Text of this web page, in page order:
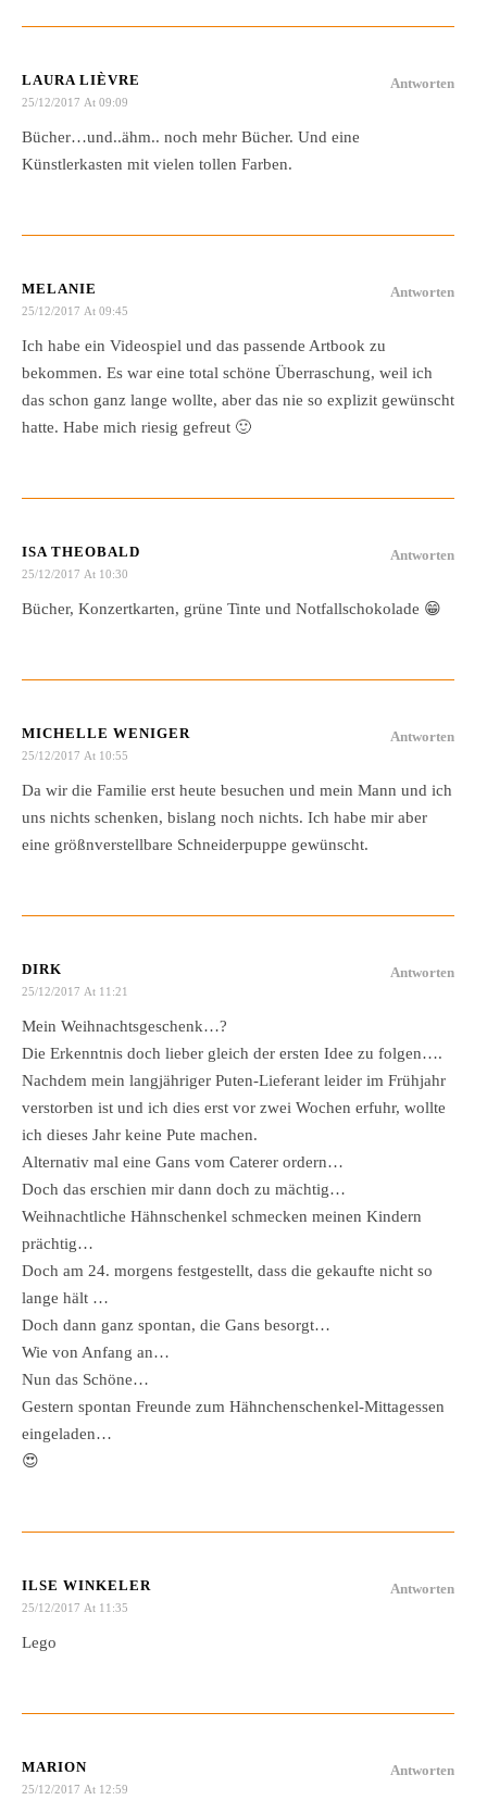
LAURA LIÈVRE
25/12/2017 At 09:09
Antworten
Bücher…und..ähm.. noch mehr Bücher. Und eine
Künstlerkasten mit vielen tollen Farben.
MELANIE
25/12/2017 At 09:45
Antworten
Ich habe ein Videospiel und das passende Artbook zu
bekommen. Es war eine total schöne Überraschung, weil ich
das schon ganz lange wollte, aber das nie so explizit gewünscht
hatte. Habe mich riesig gefreut 🙂
ISA THEOBALD
25/12/2017 At 10:30
Antworten
Bücher, Konzertkarten, grüne Tinte und Notfallschokolade 😁
MICHELLE WENIGER
25/12/2017 At 10:55
Antworten
Da wir die Familie erst heute besuchen und mein Mann und ich
uns nichts schenken, bislang noch nichts. Ich habe mir aber
eine größnverstellbare Schneiderpuppe gewünscht.
DIRK
25/12/2017 At 11:21
Antworten
Mein Weihnachtsgeschenk…?
Die Erkenntnis doch lieber gleich der ersten Idee zu folgen….
Nachdem mein langjähriger Puten-Lieferant leider im Frühjahr
verstorben ist und ich dies erst vor zwei Wochen erfuhr, wollte
ich dieses Jahr keine Pute machen.
Alternativ mal eine Gans vom Caterer ordern…
Doch das erschien mir dann doch zu mächtig…
Weihnachtliche Hähnschenkel schmecken meinen Kindern
prächtig…
Doch am 24. morgens festgestellt, dass die gekaufte nicht so
lange hält …
Doch dann ganz spontan, die Gans besorgt…
Wie von Anfang an…
Nun das Schöne…
Gestern spontan Freunde zum Hähnchenschenkel-Mittagessen
eingeladen…
😍
ILSE WINKELER
25/12/2017 At 11:35
Antworten
Lego
MARION
25/12/2017 At 12:59
Antworten